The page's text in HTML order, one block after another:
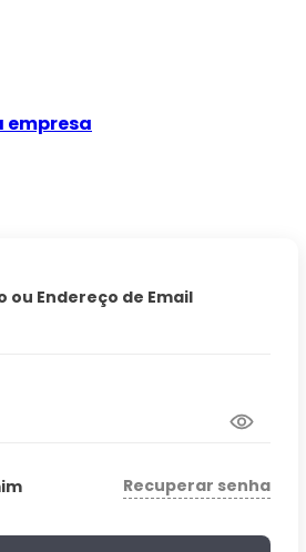
empresa
ou Endereço de Email
Recuperar senha